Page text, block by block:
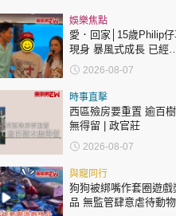
娛樂焦點
愛．回家│15歲Philip
現身 暴風式成長 已經高
過「三太」樊亦敏！
2026-08-07
時事直擊
西區殮房要重置 逾百
無得留 | 政官莊
2026-08-07
與寵同行
狗狗被綁嘴作套圈遊戲
品 無監管肆意虐待動物